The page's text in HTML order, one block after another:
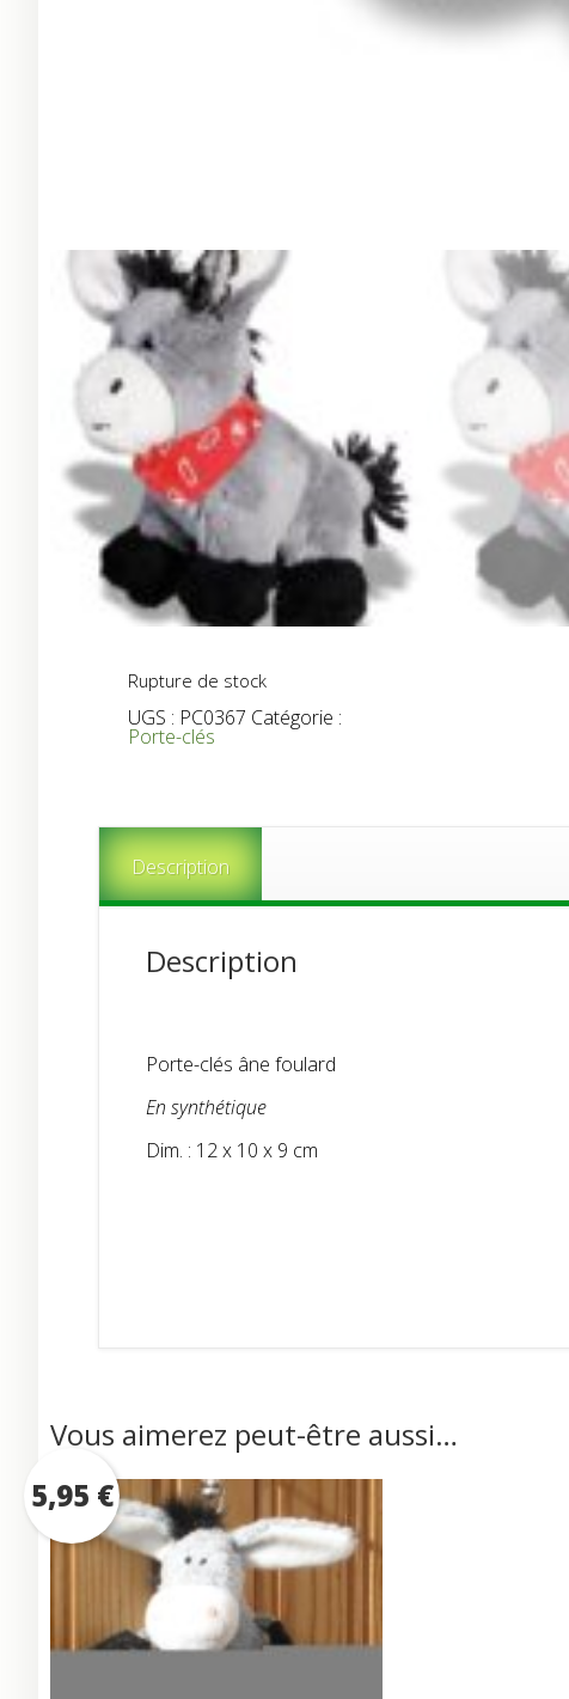
Rupture de stock
UGS : PC0367 Catégorie :
Porte-clés
Description
Description
Porte-clés âne foulard
En synthétique
Dim. : 12 x 10 x 9 cm
Vous aimerez peut-être aussi…
5,95 €